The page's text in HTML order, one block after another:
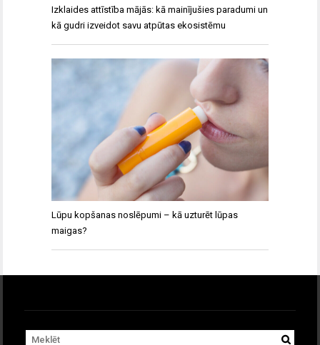
Izklaides attīstība mājās: kā mainījušies paradumi un
kā gudri izveidot savu atpūtas ekosistēmu
Lūpu kopšanas noslēpumi – kā uzturēt lūpas
maigas?